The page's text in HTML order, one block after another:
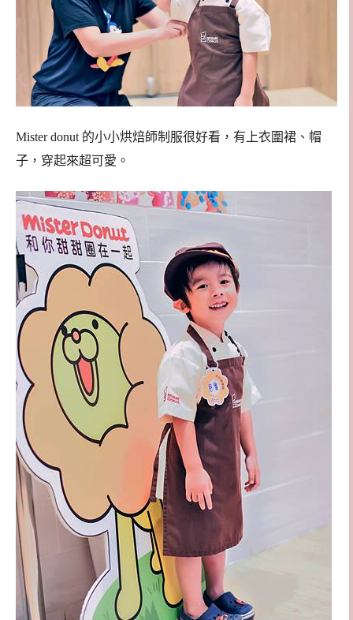
Mister donut 的小小烘焙師制服很好看，有上衣圍裙、帽
子，穿起來超可愛。